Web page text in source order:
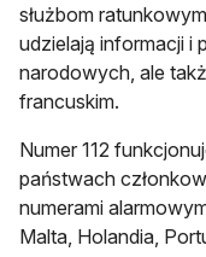
służbom
udzielają informacji i
narodowych, ale
francuskim.
Numer 112
państwach
numerami
Malta, Holandia,